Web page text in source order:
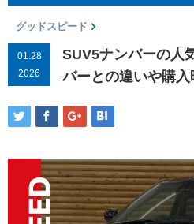
グッドスピード
01.28
2026
SUV5ナンバーの人
バーとの違いや購入